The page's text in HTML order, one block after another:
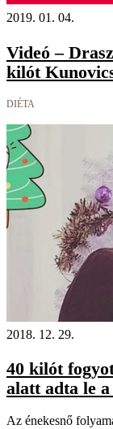
2019. 01. 04.
Videó –
kilót
DIÉTA
2018. 12. 29.
40 kilót
alatt adta le
Az énekesnő